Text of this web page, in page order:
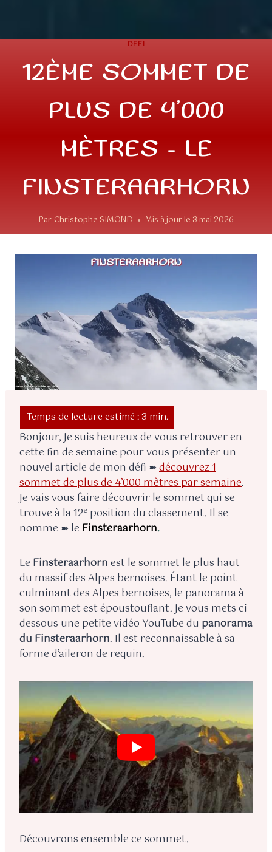
DEFI
12ÈME SOMMET DE
PLUS DE 4’000
MÈTRES – LE
FINSTERAARHORN
Par Christophe SIMOND Mis à jour le 3 mai 2026
Bonjour, Je suis heureux de vous retrouver en
cette fin de semaine pour vous présenter un
nouvel article de mon défi ➽découvrez 1
sommet de plus de 4’000 mètres par semaine.
Je vais vous faire découvrir le sommet qui se
trouve à la 12e position du classement. Il se
nomme ➽ le Finsteraarhorn.
Le Finsteraarhornest le sommet le plus haut
du massif des Alpes bernoises. Étant le point
culminant des Alpes bernoises, le panorama à
son sommet est époustouflant. Je vous mets ci-
dessous une petite vidéo YouTube du panorama
du Finsteraarhorn. Il est reconnaissable à sa
forme d’aileron de requin.
Découvrons ensemble ce sommet.